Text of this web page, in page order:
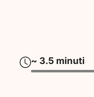
~ 3.5 minuti